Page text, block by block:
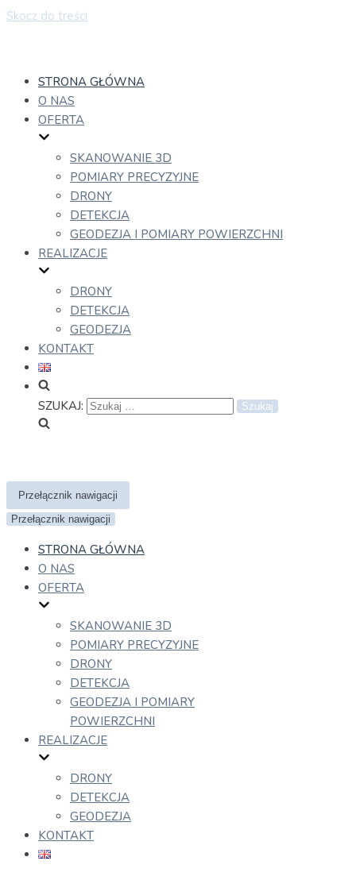
Skocz do treści
STRONA GŁÓWNA
O NAS
OFERTA
SKANOWANIE 3D
POMIARY PRECYZYJNE
DRONY
DETEKCJA
GEODEZJA I POMIARY POWIERZCHNI
REALIZACJE
DRONY
DETEKCJA
GEODEZJA
KONTAKT
SZUKAJ:
Przełącznik nawigacji
Przełącznik nawigacji
STRONA GŁÓWNA
O NAS
OFERTA
SKANOWANIE 3D
POMIARY PRECYZYJNE
DRONY
DETEKCJA
GEODEZJA I POMIARY
POWIERZCHNI
REALIZACJE
DRONY
DETEKCJA
GEODEZJA
KONTAKT